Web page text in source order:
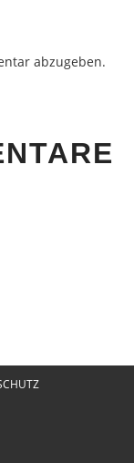
abzugeben.